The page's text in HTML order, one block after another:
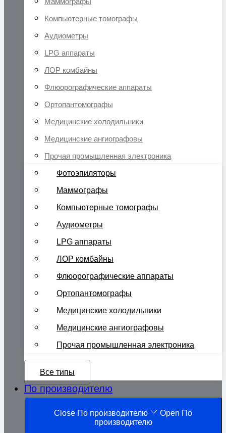
Компьютерные томографы
Аудиометры
LPG аппараты
ЛОР комбайны
Флюорографические аппараты
Ортопантомографы
Медицинские холодильники
Медицинские ангиографовы
Прочая промышленная электроника
Фотоэпиляторы
Маммографы
Компьютерные томографы
Аудиометры
LPG аппараты
ЛОР комбайны
Флюорографические аппараты
Ортопантомографы
Медицинские холодильники
Медицинские ангиографовы
Прочая промышленная электроника
Все типы
По производителю
Close По производителю
Open По
производителю